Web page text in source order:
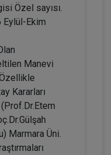
Özel sayısı.
Eylül-Ekim
Manevi
Kararları
Marmara Üni.